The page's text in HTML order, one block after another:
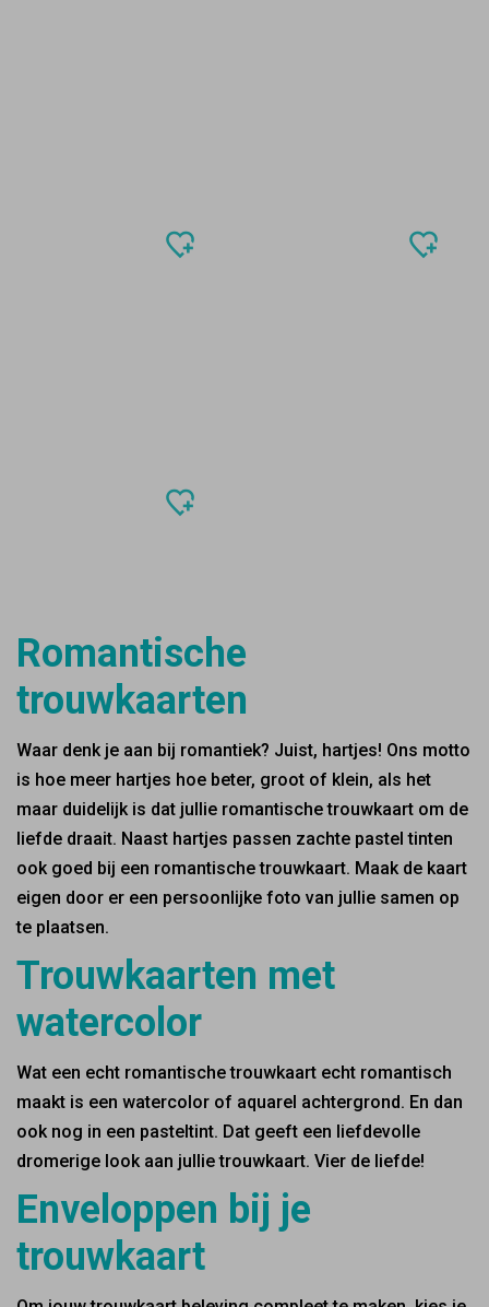
Romantische
trouwkaarten
Waar denk je aan bij romantiek? Juist, hartjes! Ons motto
is hoe meer hartjes hoe beter, groot of klein, als het
maar duidelijk is dat jullie romantische trouwkaart om de
liefde draait. Naast hartjes passen zachte pastel tinten
ook goed bij een romantische trouwkaart. Maak de kaart
eigen door er een persoonlijke foto van jullie samen op
te plaatsen.
Trouwkaarten met
watercolor
Wat een echt romantische trouwkaart echt romantisch
maakt is een watercolor of aquarel achtergrond. En dan
ook nog in een pasteltint. Dat geeft een liefdevolle
dromerige look aan jullie trouwkaart. Vier de liefde!
Enveloppen bij je
trouwkaart